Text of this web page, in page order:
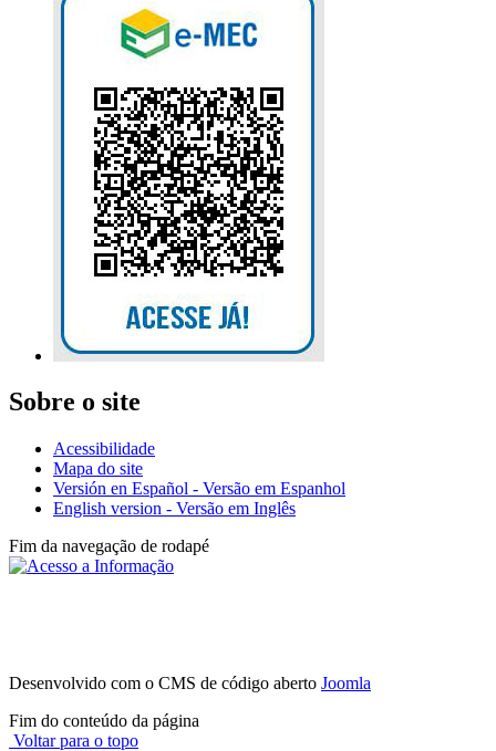
Sobre o site
Acessibilidade
Mapa do site
Versión en Español - Versão em Espanhol
English version - Versão em Inglês
Fim da navegação de rodapé
Desenvolvido com o CMS de código aberto Joomla
Fim do conteúdo da página
Voltar para o topo